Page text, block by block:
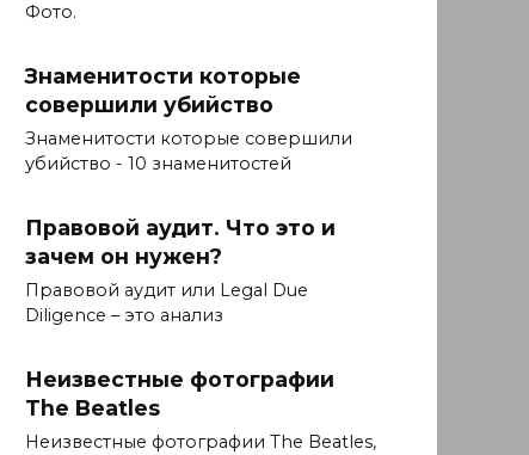
Фото.
Знаменитости которые
совершили убийство
Знаменитости которые совершили
убийство - 10 знаменитостей
Правовой аудит. Что это и
зачем он нужен?
Правовой аудит или Legal Due
Diligence – это анализ
Неизвестные фотографии
The Beatles
Неизвестные фотографии The Beatles,